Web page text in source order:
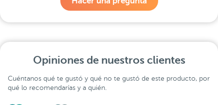
Opiniones de nuestros clientes
Cuéntanos qué te gustó y qué no te gustó de este producto, por
qué lo recomendarías y a quién.